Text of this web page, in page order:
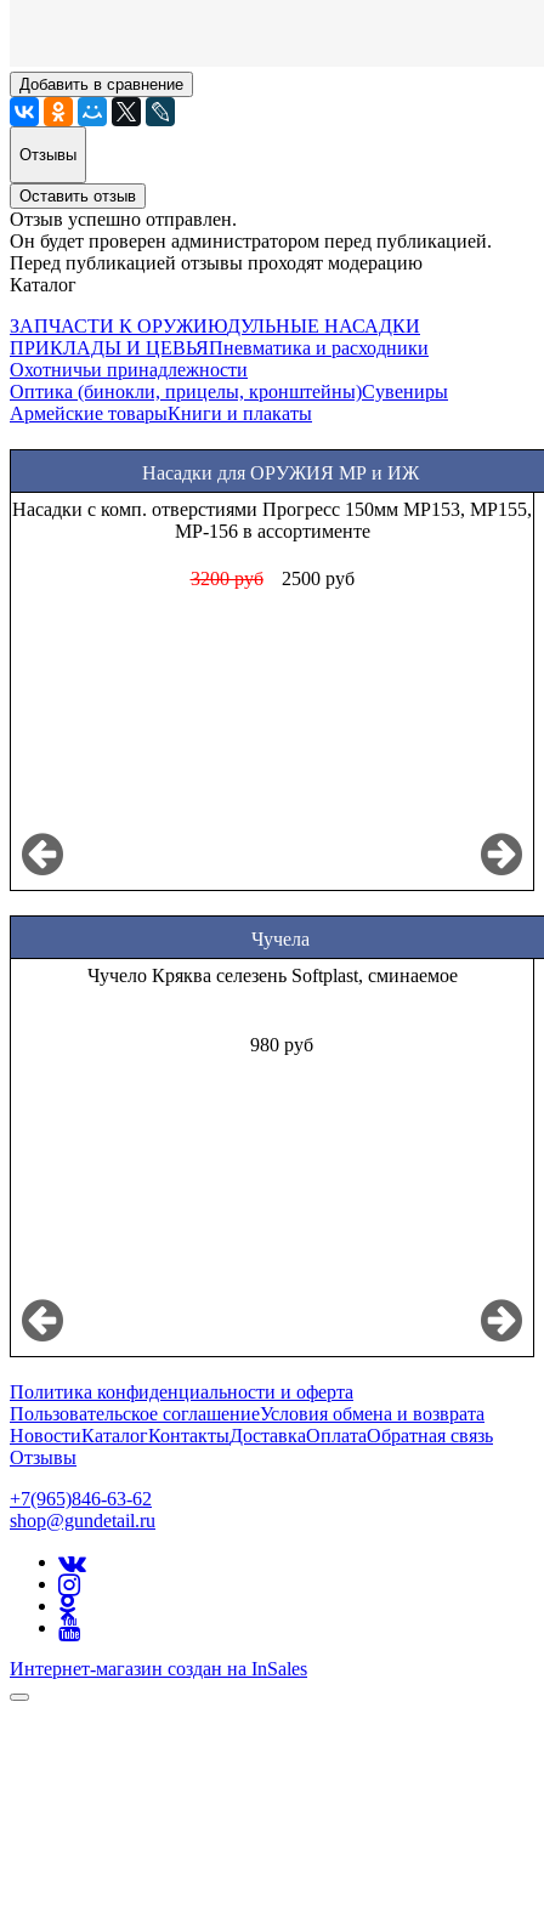
Добавить в сравнение
Отзывы
Оставить отзыв
Отзыв успешно отправлен.
Он будет проверен администратором перед публикацией.
Перед публикацией отзывы проходят модерацию
Каталог
ЗАПЧАСТИ К ОРУЖИЮДУЛЬНЫЕ НАСАДКИ
ПРИКЛАДЫ И ЦЕВЬЯПневматика и расходники
Охотничьи принадлежности
Оптика (бинокли, прицелы, кронштейны)Сувениры
Армейские товарыКниги и плакаты
Насадки для ОРУЖИЯ МР и ИЖ
Насадки Прогресс стандартные МР (ИЖ) 12 калибра в
ассортименте
1000 руб 850 руб
Чучела
Чучело Кряква селезень Softplast, сминаемое
980 руб
Политика конфиденциальности и оферта
Пользовательское соглашениеУсловия обмена и возврата
НовостиКаталогКонтактыДоставкаОплатаОбратная связь
Отзывы
+7(965)846-63-62
shop@gundetail.ru
Интернет-магазин создан на InSales